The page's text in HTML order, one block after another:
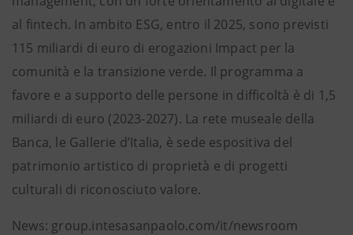
al fintech. In ambito ESG, entro il 2025, sono previsti
115 miliardi di euro di erogazioni Impact per la
comunità e la transizione verde. Il programma a
favore e a supporto delle persone in difficoltà è di 1,5
miliardi di euro (2023-2027). La rete museale della
Banca, le Gallerie d’Italia, è sede espositiva del
patrimonio artistico di proprietà e di progetti
culturali di riconosciuto valore.
News: group.intesasanpaolo.com/it/newsroom